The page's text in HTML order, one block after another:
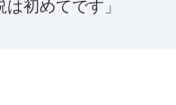
初めてです」